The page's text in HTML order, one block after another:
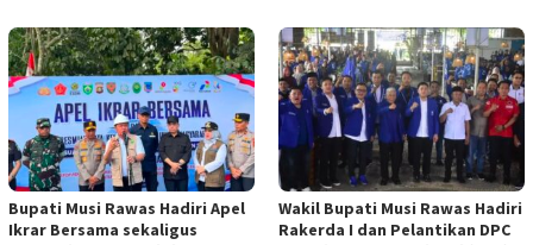
Bupati Musi Rawas Hadiri Apel
Ikrar Bersama sekaligus
Wakil Bupati Musi Rawas Hadiri
Rakerda I dan Pelantikan DPC